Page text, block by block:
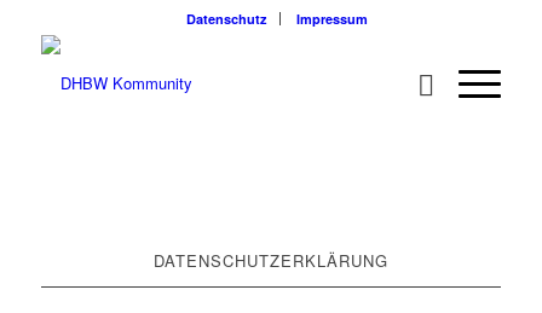
Datenschutz Impressum
DATENSCHUTZERKLÄRUNG